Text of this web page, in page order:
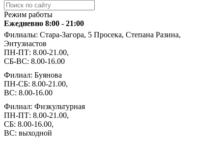
Режим работы
Ежедневно 8:00 - 21:00
Филиалы: Стара-Загора, 5 Просека, Степана Разина,
Энтузиастов
ПН-ПТ: 8.00-21.00,
СБ-ВС: 8.00-16.00
Филиал: Буянова
ПН-СБ: 8.00-21.00,
ВС: 8.00-16.00
Филиал: Физкультурная
ПН-ПТ: 8.00-21.00,
СБ: 8.00-16.00,
ВС: выходной